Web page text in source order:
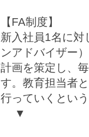
【FA制度】
新入社員1名に対
ンアドバイザー
計画を策定し、
す。教育担当者
行っていくとい
▼